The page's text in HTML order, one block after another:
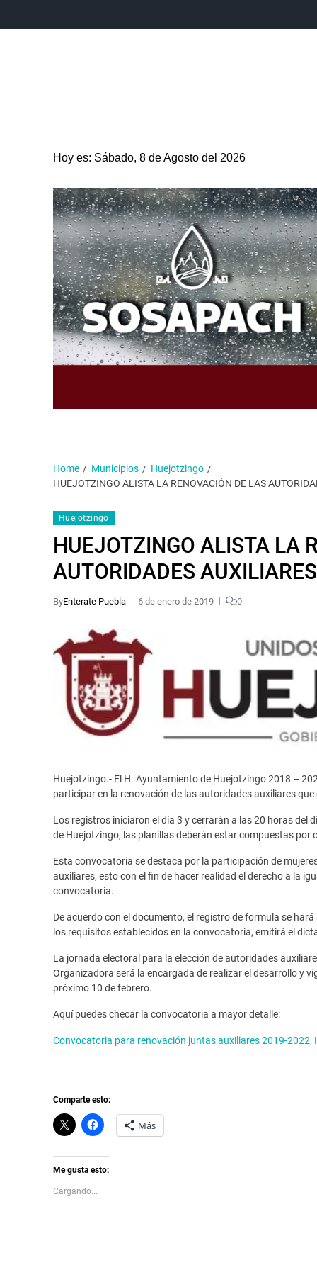
ENTRETENIMIENTO SALUD DEPORTES
Hoy es: Sábado, 8 de Agosto del 2026
Home Municipios
Huejotzingo
HUEJOTZINGO ALISTA LA RENOVACIÓN DE LAS
Huejotzingo
HUEJOTZINGO ALISTA LA
AUTORIDADES
ByEnterate Puebla 6 de enero de 2019 0
Huejotzingo.- El H. Ayuntamiento de Huejotzingo 2018 –
participar en la renovación de las autoridades auxiliares
Los registros iniciaron el día 3 y cerrarán a las 20 horas del
de Huejotzingo, las planillas deberán estar compuestas por
Esta convocatoria se destaca por la participación de
auxiliares, esto con el fin de hacer realidad el derecho a la
convocatoria.
De acuerdo con el documento, el registro de formula se
los requisitos establecidos en la convocatoria, emitirá el
La jornada electoral para la elección de autoridades
Organizadora será la encargada de realizar el desarrollo y
próximo 10 de febrero.
Aquí puedes checar la convocatoria a mayor detalle:
Convocatoria para renovación juntas auxiliares 2019-2022,
Comparte esto:
C
l
k
t
o
s
h
H
a
l
i
Más
Me gusta esto:
Cargando...